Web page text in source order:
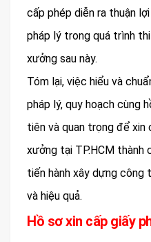
cấp phép diễn ra thuận
pháp lý trong quá trình
xưởng sau này.
Tóm lại, việc hiểu và
pháp lý, quy hoạch cùng
tiên và quan trọng để xin
xưởng tại TP.HCM thành
tiến hành xây dựng công
và hiệu quả.
Hồ sơ xin cấp giấy